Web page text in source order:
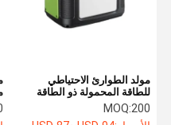
مولد الطوارئ الاحتياطي
للطاقة المحمولة ذو الطاقة
العالية 200WMOQ:200